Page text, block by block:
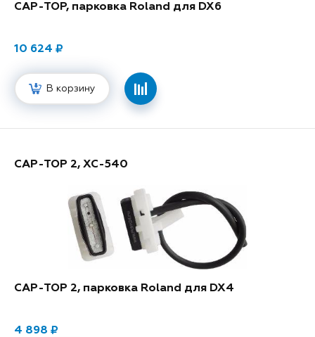
CAP-TOP, парковка Roland для DX6
10 624
В корзину
CAP-TOP 2, XC-540
CAP-TOP 2, парковка Roland для DX4
4 898